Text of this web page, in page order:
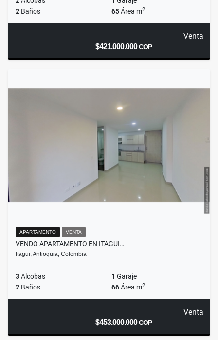
2 Baños 65Área m2
Venta
$421.000.000COP
APARTAMENTO VENTA
VENDO APARTAMENTO EN ITAGUI…
Itagui, Antioquia, Colombia
3Alcobas 1 Garaje
2 Baños 66Área m2
Venta
$453.000.000COP